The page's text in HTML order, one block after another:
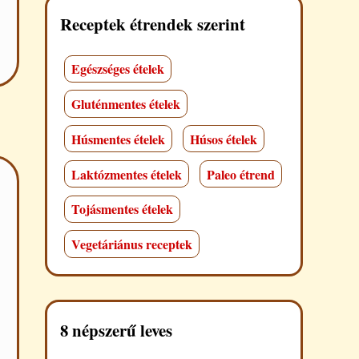
Receptek étrendek szerint
Egészséges ételek
Gluténmentes ételek
Húsmentes ételek
Húsos ételek
Laktózmentes ételek
Paleo étrend
Tojásmentes ételek
Vegetáriánus receptek
8 népszerű leves